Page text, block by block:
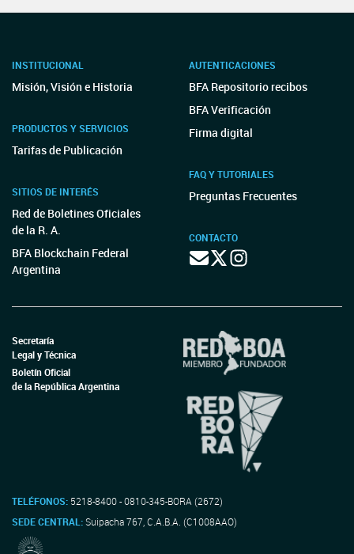
INSTITUCIONAL
Misión, Visión e Historia
PRODUCTOS Y SERVICIOS
Tarifas de Publicación
SITIOS DE INTERÉS
Red de Boletines Oficiales
de la R. A.
BFA Blockchain Federal
Argentina
AUTENTICACIONES
BFA Repositorio recibos
BFA Verificación
Firma digital
FAQ Y TUTORIALES
Preguntas Frecuentes
CONTACTO
Secretaría
Legal y Técnica
Boletín Oficial
de la República Argentina
TELÉFONOS: 5218-8400 - 0810-345-BORA (2672)
SEDE CENTRAL:Suipacha 767, C.A.B.A. (C1008AAO)